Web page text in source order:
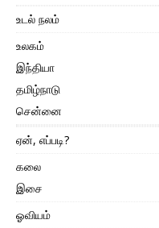
உடல் நலம்
உலகம்
இந்தியா
தமிழ்நாடு
சென்னை
ஏன், எப்படி?
கலை
இசை
ஓவியம்